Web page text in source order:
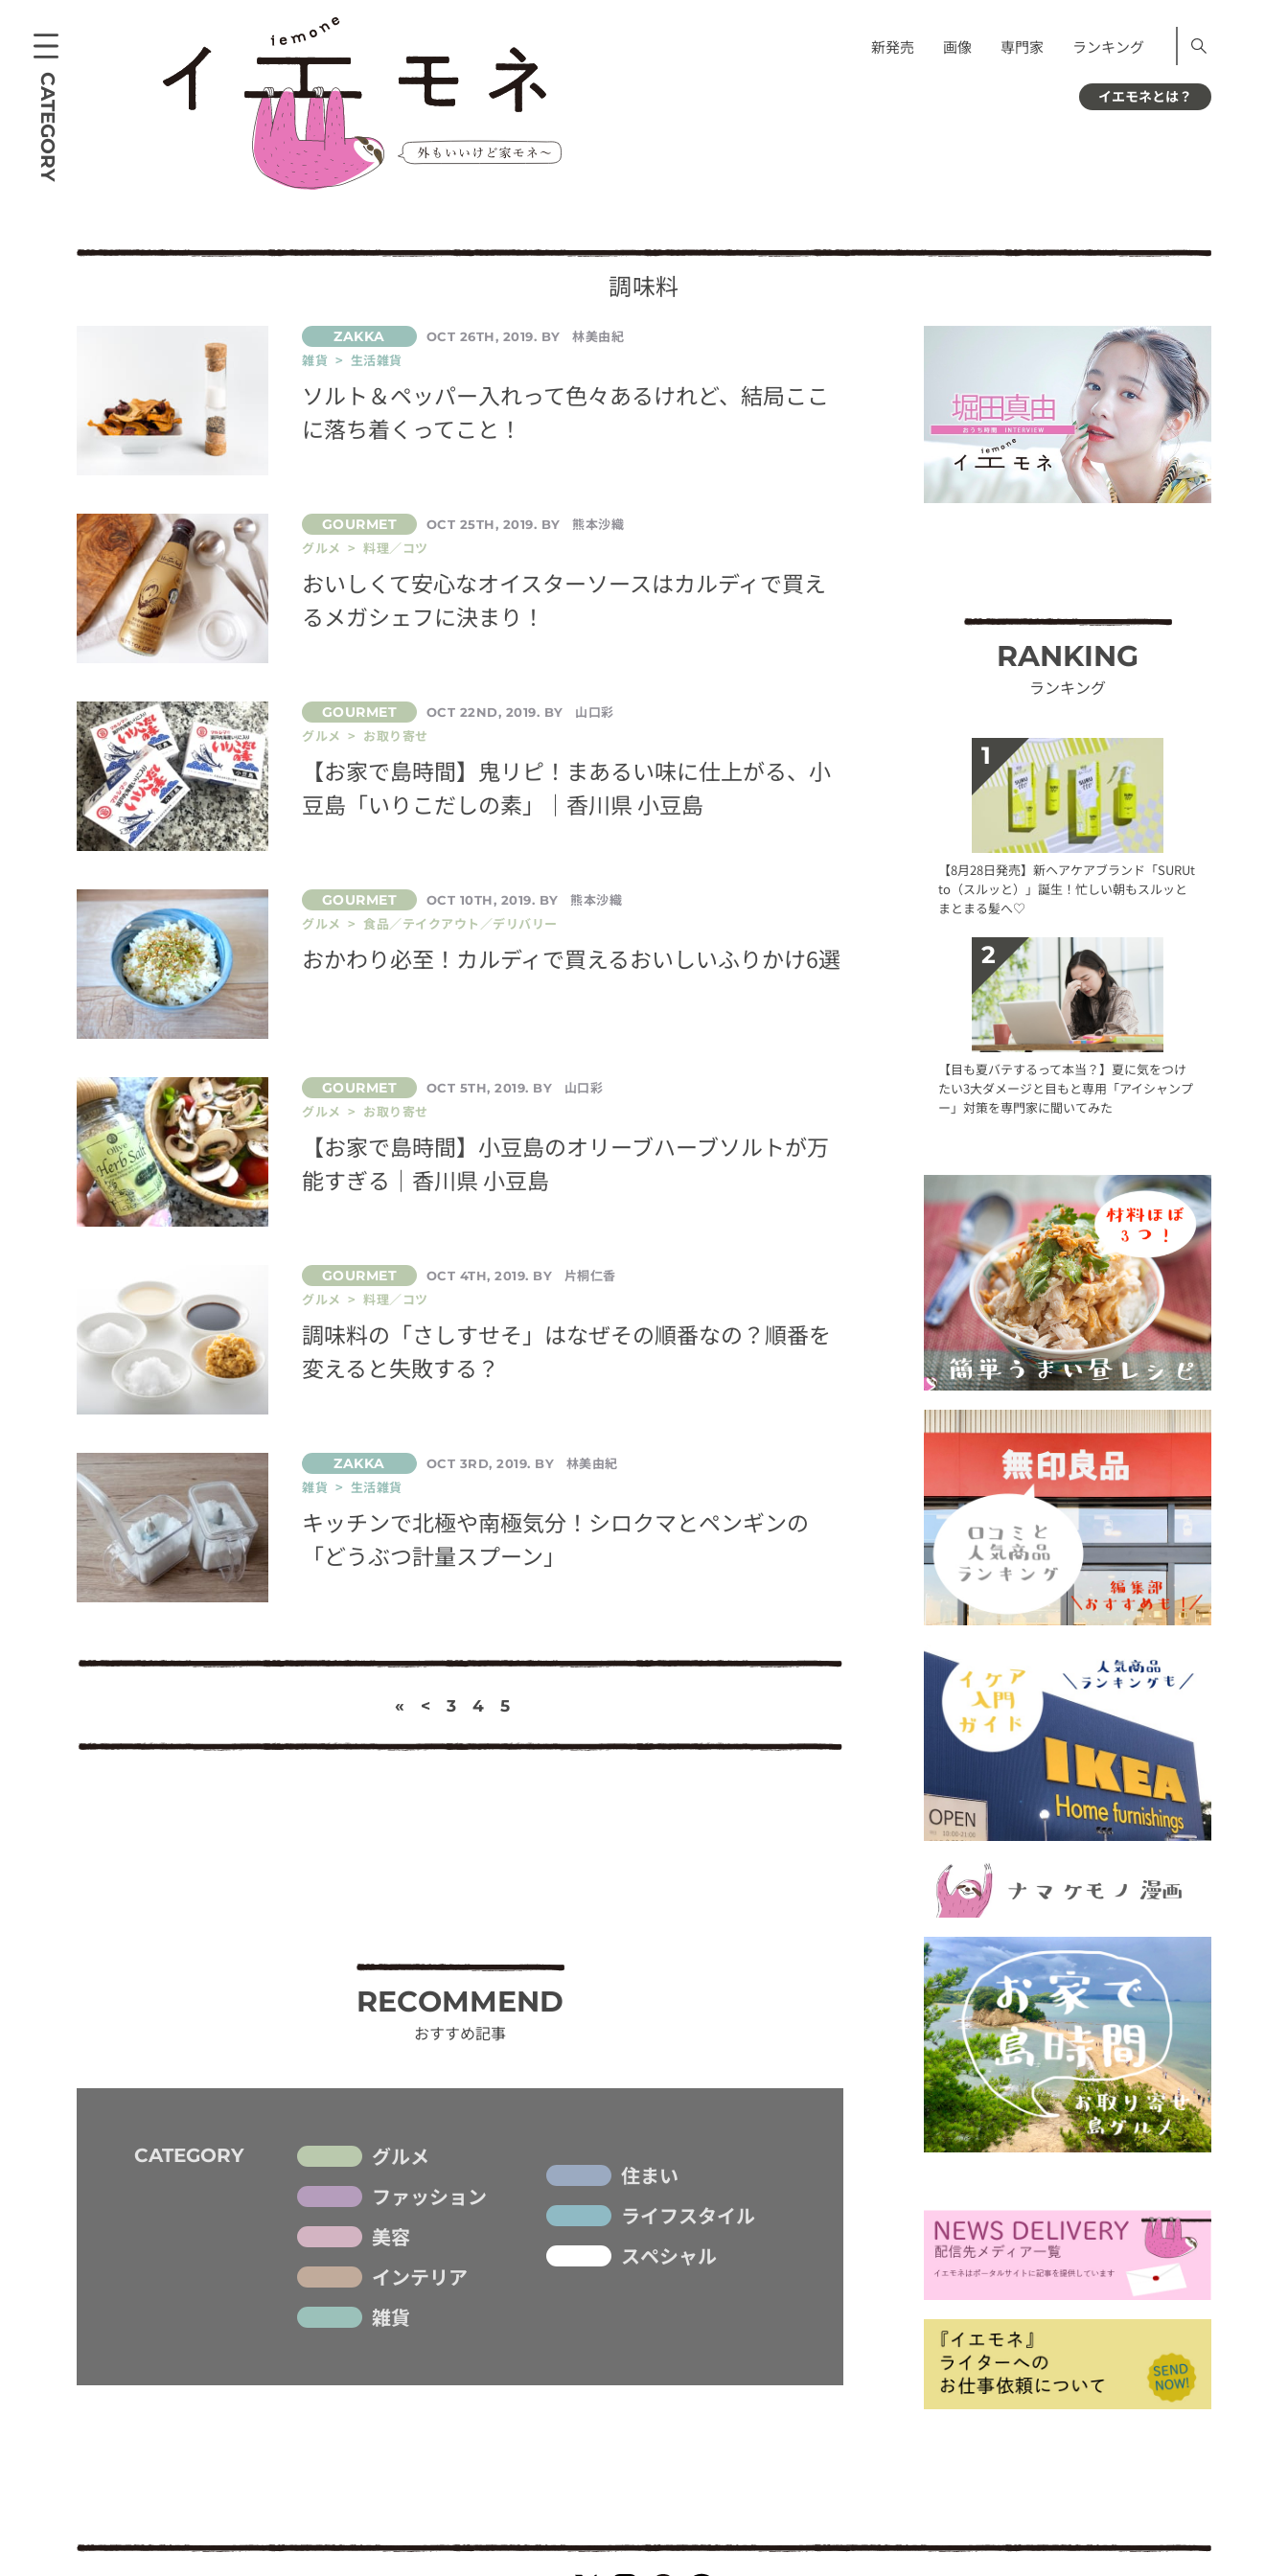
CATEGORY
新発売 画像 専門家 ランキング
イエモネとは？
調味料
OCT 26TH, 2019. BY
林美由紀
雑貨 > 生活雑貨
ソルト＆ペッパー入れって色々あるけれど、結局ここ
に落ち着くってこと！
OCT 25TH, 2019. BY
熊本沙織
グルメ > 料理／コツ
おいしくて安心なオイスターソースはカルディで買え
るメガシェフに決まり！
OCT 22ND, 2019. BY
山口彩
グルメ > お取り寄せ
【お家で島時間】鬼リピ！まあるい味に仕上がる、小
豆島「いりこだしの素」｜香川県 小豆島
OCT 10TH, 2019. BY
熊本沙織
グルメ > 食品／テイクアウト／デリバリー
おかわり必至！カルディで買えるおいしいふりかけ6選
OCT 5TH, 2019. BY
山口彩
グルメ > お取り寄せ
【お家で島時間】小豆島のオリーブハーブソルトが万
能すぎる｜香川県 小豆島
OCT 4TH, 2019. BY
片桐仁香
グルメ > 料理／コツ
調味料の「さしすせそ」はなぜその順番なの？順番を
変えると失敗する？
OCT 3RD, 2019. BY
林美由紀
雑貨 > 生活雑貨
キッチンで北極や南極気分！シロクマとペンギンの
「どうぶつ計量スプーン」
« < 3 4 5
RECOMMEND
おすすめ記事
CATEGORY
グルメ
ファッション
美容
インテリア
雑貨
住まい
ライフスタイル
スペシャル
RANKING
ランキング
【8月28日発売】新ヘアケアブランド「SURUt
to（スルッと）」誕生！忙しい朝もスルッと
まとまる髪へ♡
【目も夏バテするって本当？】夏に気をつけ
たい3大ダメージと目もと専用「アイシャンプ
ー」対策を専門家に聞いてみた